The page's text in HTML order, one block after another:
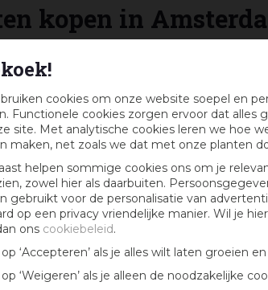
cookies om onze website soepel en
Functionele cookies zorgen ervoor dat alles
site. Met analytische cookies leren we hoe
maken, net zoals we dat met onze planten
helpen sommige cookies ons om je
zowel hier als daarbuiten.
gebruikt voor de personalisatie van
op een privacy vriendelijke manier. Wil je
ons cookiebeleid.
op ‘Accepteren’ als je alles wilt laten groeien
‘Weigeren’ als je alleen de noodzakelijke
kopen in
een ruim aanbod hangende
! Onze medewerkers kunnen je helpen
ons te laten oppotten, zodat jij er echt
Bloemendaal of ergens anders in de
de plant die bij jouw stijl en interieur past!
mooie aanbiedingen, leuke en inspirerende
voor de leukste interieur-ideeën.
aankondigingen van leuke activiteiten